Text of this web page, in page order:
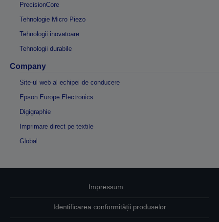
PrecisionCore
Tehnologie Micro Piezo
Tehnologii inovatoare
Tehnologii durabile
Company
Site-ul web al echipei de conducere
Epson Europe Electronics
Digigraphie
Imprimare direct pe textile
Global
Impressum
Identificarea conformității produselor